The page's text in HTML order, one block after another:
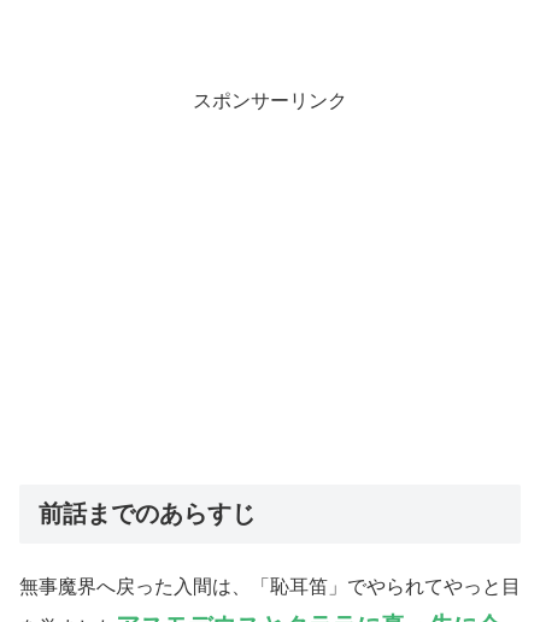
スポンサーリンク
前話までのあらすじ
無事魔界へ戻った入間は、「恥耳笛」でやられてやっと目